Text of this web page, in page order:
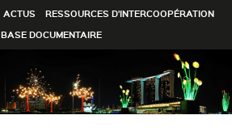
ACTUS
RESSOURCES D'INTERCOOPÉRATION
BASE DOCUMENTAIRE